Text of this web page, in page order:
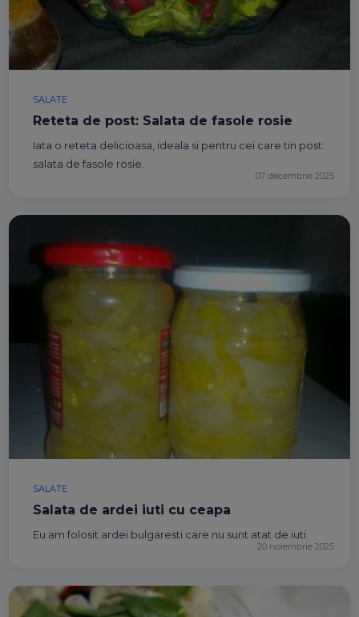
SALATE
Reteta de post: Salata de fasole rosie
Iata o reteta delicioasa, ideala si pentru cei care tin post:
salata de fasole rosie.
07 decembrie 2025
SALATE
Salata de ardei iuti cu ceapa
Eu am folosit ardei bulgaresti care nu sunt atat de iuti.
20 noiembrie 2025